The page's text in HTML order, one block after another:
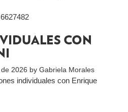
CON
2026 by Gabriela Morales
individuales con Enrique